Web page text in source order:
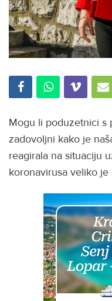
Mogu li poduzetnici s
zadovoljni kako je
reagirala na situaciju
koronavirusa veliko je